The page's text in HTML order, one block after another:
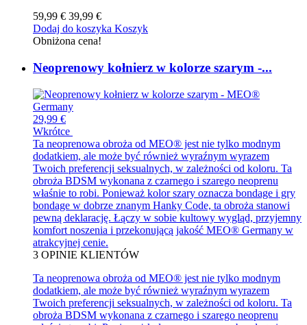
59,99 € 39,99 €
Dodaj do koszyka Koszyk
Obniżona cena!
Neoprenowy kołnierz w kolorze szarym -...
29,99 €
Wkrótce
Ta neoprenowa obroża od MEO® jest nie tylko modnym
dodatkiem, ale może być również wyraźnym wyrazem
Twoich preferencji seksualnych, w zależności od koloru. Ta
obroża BDSM wykonana z czarnego i szarego neoprenu
właśnie to robi. Ponieważ kolor szary oznacza bondage i gry
bondage w dobrze znanym Hanky Code, ta obroża stanowi
pewną deklarację. Łączy w sobie kultowy wygląd, przyjemny
komfort noszenia i przekonującą jakość MEO® Germany w
atrakcyjnej cenie.
3 OPINIE KLIENTÓW
Ta neoprenowa obroża od MEO® jest nie tylko modnym
dodatkiem, ale może być również wyraźnym wyrazem
Twoich preferencji seksualnych, w zależności od koloru. Ta
obroża BDSM wykonana z czarnego i szarego neoprenu